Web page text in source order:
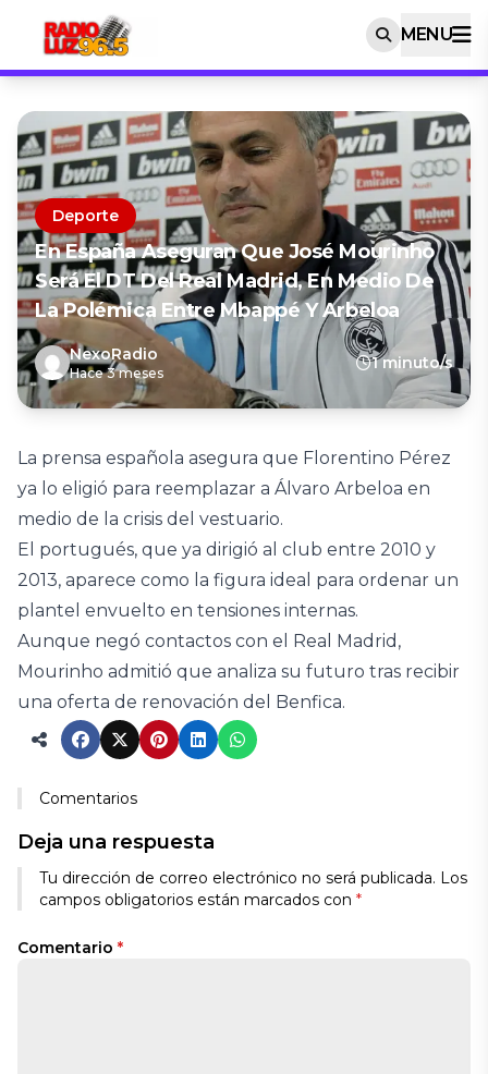
MENU
Deporte
En España Aseguran Que José Mourinho
Será El DT Del Real Madrid, En Medio De
La Polémica Entre Mbappé Y Arbeloa
NexoRadio
Hace 3 meses
1 minuto/s
La prensa española asegura que Florentino Pérez
ya lo eligió para reemplazar a Álvaro Arbeloa en
medio de la crisis del vestuario.
El portugués, que ya dirigió al club entre 2010 y
2013, aparece como la figura ideal para ordenar un
plantel envuelto en tensiones internas.
Aunque negó contactos con el Real Madrid,
Mourinho admitió que analiza su futuro tras recibir
una oferta de renovación del Benfica.
Comentarios
Deja una respuesta
Tu dirección de correo electrónico no será publicada. Los
campos obligatorios están marcados con *
Comentario *